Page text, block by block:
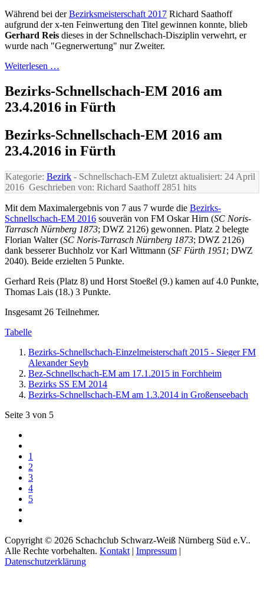
Während bei derBezirksmeisterschaft 2017 Richard Saathoff
aufgrund der x-ten Feinwertung den Titel gewinnen konnte, blieb
Gerhard Reis dieses in der Schnellschach-Disziplin verwehrt, er
wurde nach "Gegnerwertung" nur Zweiter.
Weiterlesen …
Bezirks-Schnellschach-EM 2016 am
23.4.2016 in Fürth
Bezirks-Schnellschach-EM 2016 am
23.4.2016 in Fürth
Kategorie: Bezirk - Schnellschach-EM Zuletzt aktualisiert: 24 April
2016 Geschrieben von: Richard Saathoff2851 hits
Mit dem Maximalergebnis von 7 aus 7 wurde die Bezirks-
Schnellschach-EM 2016 souverän von FM Oskar Hirn (SC Noris-
Tarrasch Nürnberg 1873; DWZ 2126) gewonnen. Platz 2 belegte
Florian Walter (SC Noris-Tarrasch Nürnberg 1873; DWZ 2126)
dank besserer Buchholz vor Karl Wittmann (SF Fürth 1951; DWZ
2040). Beide erzielten 5 Punkte.
Gerhard Reis (Platz 8) und Horst Stoeßel (9.) kamen auf 4.0 Punkte,
Thomas Lais (18.) 3 Punkte.
Insgesamt 26 Teilnehmer.
Tabelle
Bezirks-Schnellschach-Einzelmeisterschaft 2015 - Sieger FM
Alexander Seyb
Bez-Schnellschach-EM am 17.1.2015 in Forchheim
Bezirks SS EM 2014
Bezirks-Schnellschach-EM am 1.3.2014 in Großenseebach
Seite 3 von 5
1
2
3
4
5
Copyright © 2026 Schachclub Schwarz-Weiß Nürnberg Süd e.V..
Alle Rechte vorbehalten. Kontakt | Impressum |
Datenschutzerklärung